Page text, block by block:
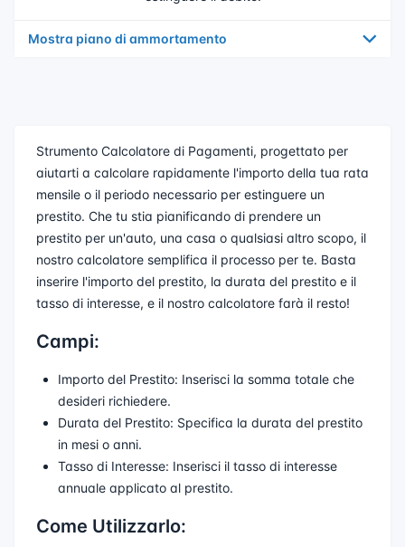
Mostra piano di ammortamento
Strumento Calcolatore di Pagamenti, progettato per
aiutarti a calcolare rapidamente l'importo della tua rata
mensile o il periodo necessario per estinguere un
prestito. Che tu stia pianificando di prendere un
prestito per un'auto, una casa o qualsiasi altro scopo, il
nostro calcolatore semplifica il processo per te. Basta
inserire l'importo del prestito, la durata del prestito e il
tasso di interesse, e il nostro calcolatore farà il resto!
Campi:
Importo del Prestito: Inserisci la somma totale che
desideri richiedere.
Durata del Prestito: Specifica la durata del prestito
in mesi o anni.
Tasso di Interesse: Inserisci il tasso di interesse
annuale applicato al prestito.
Come Utilizzarlo: